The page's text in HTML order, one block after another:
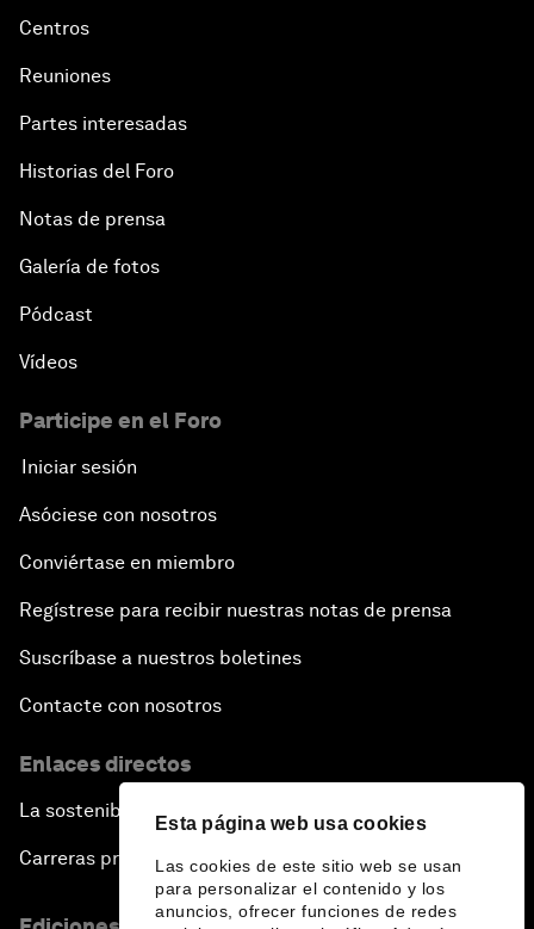
Esta página web usa cookies
Las cookies de este sitio web se usan
para personalizar el contenido y los
anuncios, ofrecer funciones de redes
Centros
Reuniones
Partes interesadas
Historias del Foro
Notas de prensa
Galería de fotos
Pódcast
Vídeos
Participe en el Foro
Iniciar sesión
Asóciese con nosotros
Conviértase en miembro
Regístrese para recibir nuestras notas de prensa
Suscríbase a nuestros boletines
Contacte con nosotros
Enlaces directos
La sostenibilidad en el Foro
Carreras profesionales